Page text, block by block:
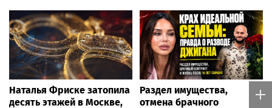
Наталья Фриске затопила
десять этажей в Москве,
Раздел имущества,
отмена брачного